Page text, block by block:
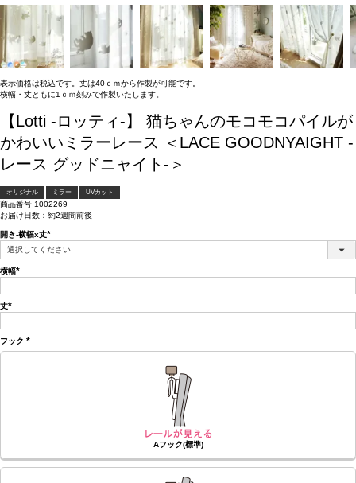
表示価格は税込です。丈は40ｃｍから作製が可能です。
横幅・丈ともに1ｃｍ刻みで作製いたします。
【Lotti -ロッティ-】 猫ちゃんのモコモコパイルが
かわいいミラーレース ＜LACE GOODNYAIGHT -
レース グッドニャイト-＞
オリジナル ミラー UVカット
商品番号 1002269
お届け日数：約2週間前後
開き-横幅x丈
(必
須)
横幅
須)
丈
須)
フック
(必
Aフック(標準)